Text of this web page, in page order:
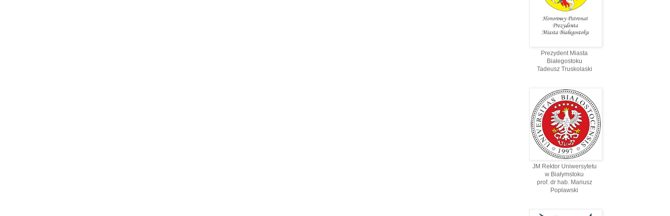
Prezydent Miasta
Białegostoku
Tadeusz Truskolaski
JM Rektor Uniwersytetu
w Białymstoku
prof. dr hab. Mariusz
Popławski